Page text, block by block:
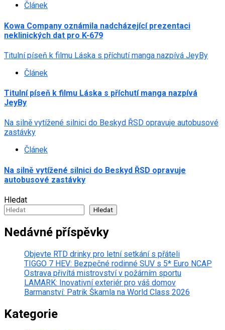
Článek
Kowa Company oznámila nadcházející prezentaci
neklinických dat pro K-679
Titulní píseň k filmu Láska s příchutí manga nazpívá JeyBy
Článek
Titulní píseň k filmu Láska s příchutí manga nazpívá
JeyBy
Na silně vytížené silnici do Beskyd ŘSD opravuje autobusové
zastávky
Článek
Na silně vytížené silnici do Beskyd ŘSD opravuje
autobusové zastávky
Hledat
Hledat
Nedávné příspěvky
Objevte RTD drinky pro letní setkání s přáteli
TIGGO 7 HEV: Bezpečné rodinné SUV s 5* Euro NCAP
Ostrava přivítá mistrovství v požárním sportu
LAMARK: Inovativní exteriér pro váš domov
Barmanství: Patrik Škamla na World Class 2026
Kategorie